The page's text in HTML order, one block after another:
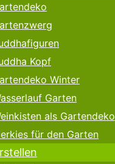
Kopf
Winter
Garten
als Gartendeko
für den Garten